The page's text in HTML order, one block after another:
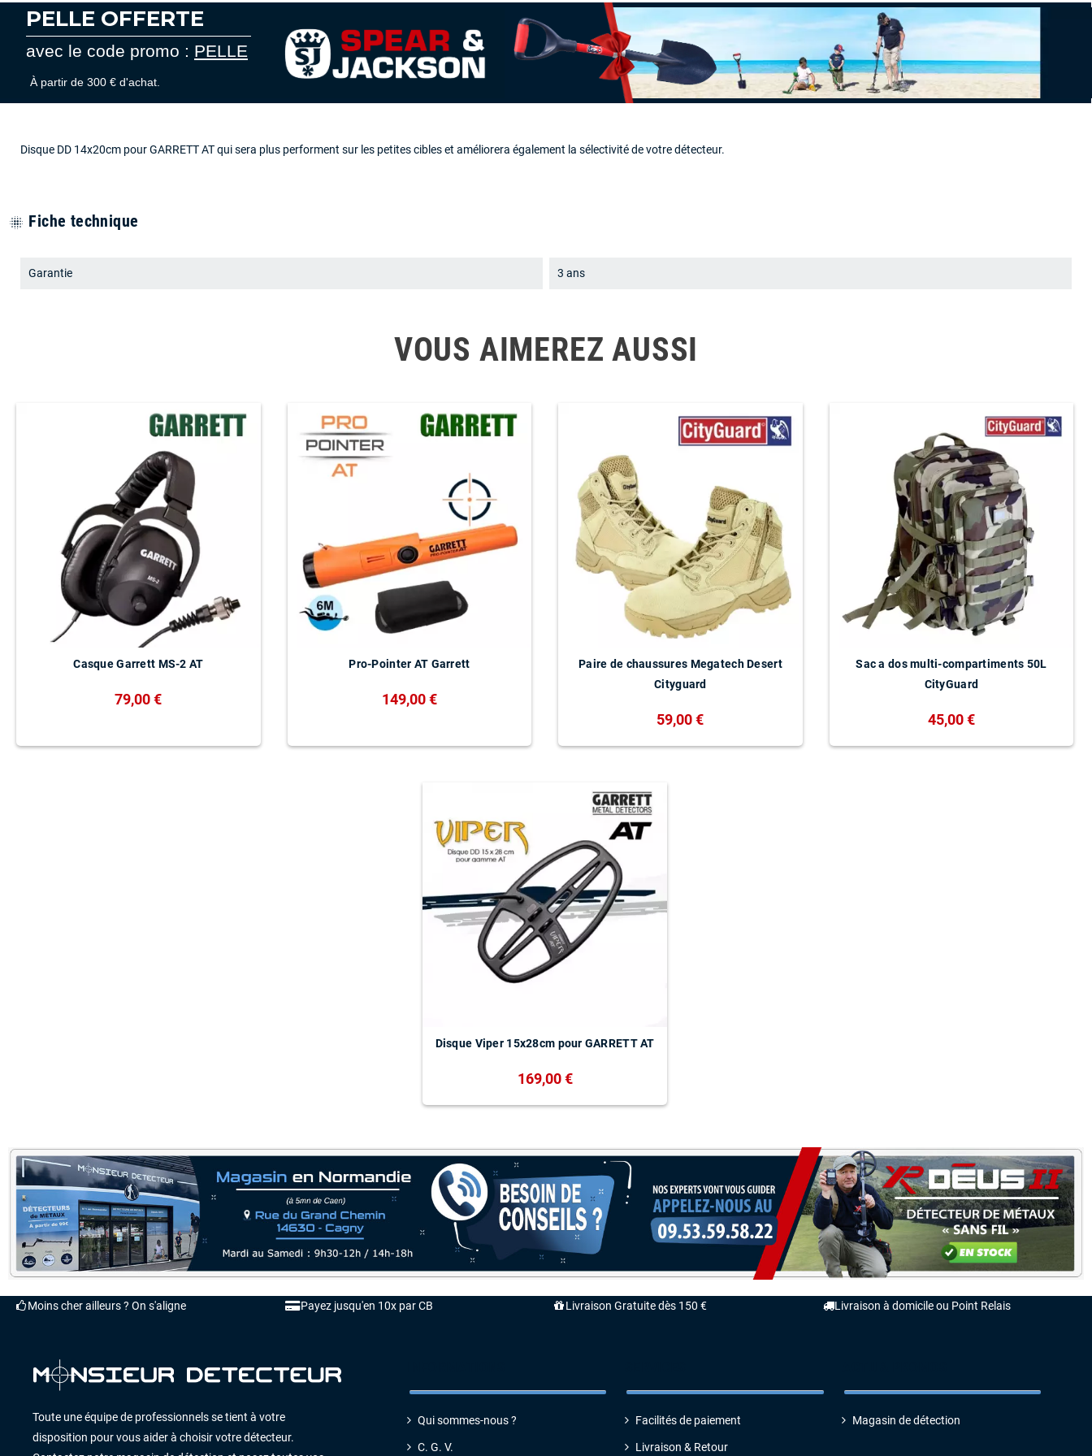
PELLE OFFERTE
avec le code promo : PELLE
À partir de 300 € d'achat.
Disque DD 14x20cm pour GARRETT AT qui sera plus performent sur les petites cibles et améliorera également la sélectivité de votre détecteur.
blur_on Fiche technique
Garantie 3 ans
VOUS AIMEREZ AUSSI
Casque Garrett MS-2 AT
79,00 €
Pro-Pointer AT Garrett
149,00 €
Paire de chaussures Megatech Desert
Cityguard
59,00 €
Sac a dos multi-compartiments 50L
CityGuard
45,00 €
Disque Viper 15x28cm pour GARRETT AT
169,00 €
Moins cher ailleurs ? On s'aligne Payez jusqu'en 10x par CB Livraison Gratuite dès 150 € Livraison à domicile ou Point Relais
Toute une équipe de professionnels se tient à votre
disposition pour vous aider à choisir votre détecteur.
Qui sommes-nous ?
C. G. V.
Facilités de paiement
Livraison & Retour
Magasin de détection